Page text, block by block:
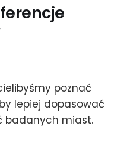
poznać
lepiej dopasować
badanych miast.